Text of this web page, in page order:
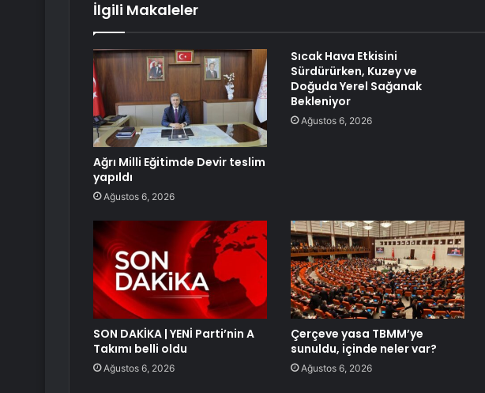
İlgili Makaleler
Ağrı Milli Eğitimde Devir teslim
yapıldı
Ağustos 6, 2026
Sıcak Hava Etkisini
Sürdürürken, Kuzey ve
Doğuda Yerel Sağanak
Bekleniyor
Ağustos 6, 2026
SON DAKİKA | YENİ Parti’nin A
Takımı belli oldu
Ağustos 6, 2026
Çerçeve yasa TBMM’ye
sunuldu, içinde neler var?
Ağustos 6, 2026